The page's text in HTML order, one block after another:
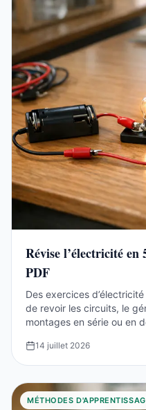
Révise l’électricité en
PDF
Des exercices
de revoir les circuits, le
montages en série ou en
14 juillet 2026
MÉTHODES